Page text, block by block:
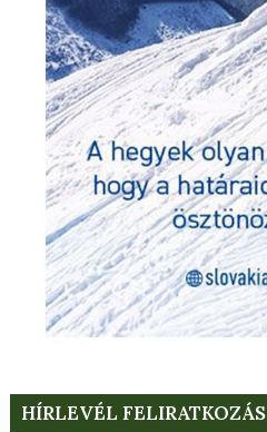
HÍRLEVÉL FELIRATKOZÁS